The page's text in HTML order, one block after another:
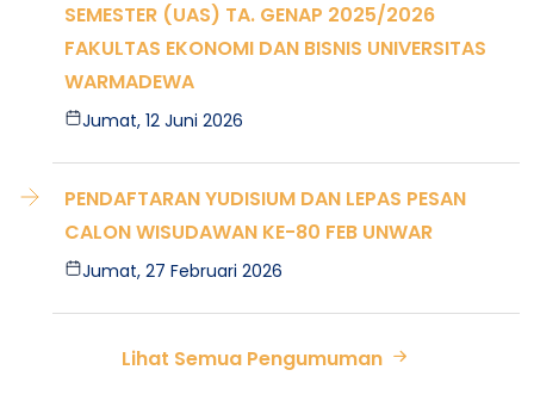
SEMESTER (UAS) TA. GENAP 2025/2026
FAKULTAS EKONOMI DAN BISNIS UNIVERSITAS
WARMADEWA
Jumat, 12 Juni 2026
PENDAFTARAN YUDISIUM DAN LEPAS PESAN
CALON WISUDAWAN KE-80 FEB UNWAR
Jumat, 27 Februari 2026
Lihat Semua Pengumuman